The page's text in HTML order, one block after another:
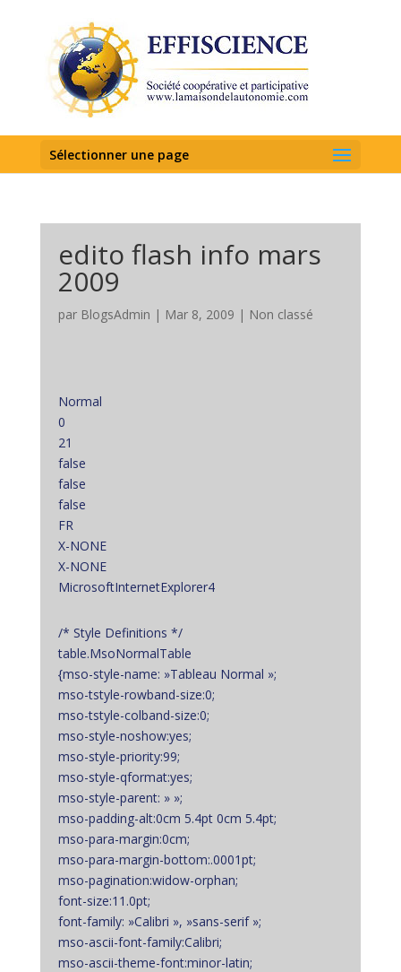
Sélectionner une page
edito flash info mars
2009
par BlogsAdmin | Mar 8, 2009 | Non classé
Normal
0
21
false
false
false
FR
X-NONE
X-NONE
MicrosoftInternetExplorer4
/* Style Definitions */
table.MsoNormalTable
{mso-style-name: »Tableau Normal »;
mso-tstyle-rowband-size:0;
mso-tstyle-colband-size:0;
mso-style-noshow:yes;
mso-style-priority:99;
mso-style-qformat:yes;
mso-style-parent: » »;
mso-padding-alt:0cm 5.4pt 0cm 5.4pt;
mso-para-margin:0cm;
mso-para-margin-bottom:.0001pt;
mso-pagination:widow-orphan;
font-size:11.0pt;
font-family: »Calibri », »sans-serif »;
mso-ascii-font-family:Calibri;
mso-ascii-theme-font:minor-latin;